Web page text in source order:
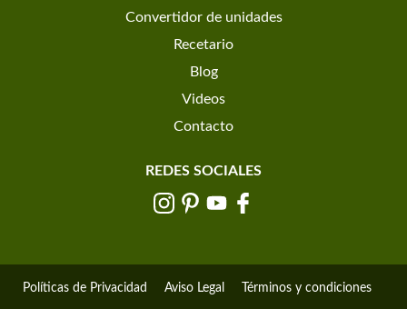
Convertidor de unidades
Recetario
Blog
Videos
Contacto
REDES SOCIALES
Políticas de Privacidad Aviso Legal Términos y condiciones